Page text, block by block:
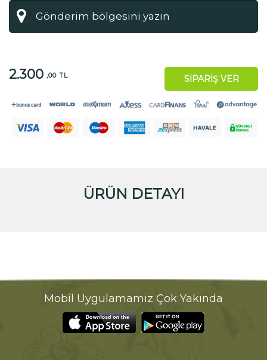
2.300 ,00 TL SİPARİŞ VER
ÜRÜN DETAYI
Mobil Uygulamamız Çok Yakında